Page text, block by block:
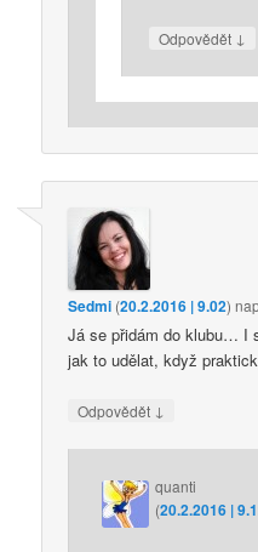
Odpovědět ↓
Sedmi (20.2.2016 | 9.02)
Já se přidám do klubu… I
jak to udělat, když
Odpovědět ↓
quanti
(20.2.2016 |